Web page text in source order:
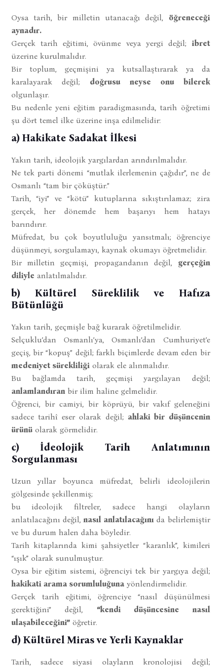
Oysa tarih, bir milletin utanacağı değil, öğreneceği
aynadır.
Gerçek tarih eğitimi, övünme veya yergi değil; ibret
üzerine kurulmalıdır.
Bir toplum, geçmişini ya kutsallaştırarak ya da
karalayarak değil; doğrusu neyse onu bilerek
olgunlaşır.
Bu nedenle yeni eğitim paradigmasında, tarih öğretimi
şu dört temel ilke üzerine inşa edilmelidir:
a) Hakikate Sadakat İlkesi
Yakın tarih, ideolojik yargılardan arındırılmalıdır.
Ne tek parti dönemi “mutlak ilerlemenin çağıdır”, ne de
Osmanlı “tam bir çöküştür.”
Tarih, “iyi” ve “kötü” kutuplarına sıkıştırılamaz; zira
gerçek, her dönemde hem başarıyı hem hatayı
barındırır.
Müfredat, bu çok boyutluluğu yansıtmalı; öğrenciye
düşünmeyi, sorgulamayı, kaynak okumayı öğretmelidir.
Bir milletin geçmişi, propagandanın değil, gerçeğin
diliyle anlatılmalıdır.
b) Kültürel Süreklilik ve Hafıza
Bütünlüğü
Yakın tarih, geçmişle bağ kurarak öğretilmelidir.
Selçuklu’dan Osmanlı’ya, Osmanlı’dan Cumhuriyet’e
geçiş, bir “kopuş” değil; farklı biçimlerde devam eden bir
medeniyet sürekliliği olarak ele alınmalıdır.
Bu bağlamda tarih, geçmişi yargılayan değil;
anlamlandıran bir ilim haline gelmelidir.
Öğrenci, bir camiyi, bir köprüyü, bir vakıf geleneğini
sadece tarihî eser olarak değil; ahlaki bir düşüncenin
ürünüolarak görmelidir.
c) İdeolojik Tarih Anlatımının
Sorgulanması
Uzun yıllar boyunca müfredat, belirli ideolojilerin
gölgesinde şekillenmiş;
bu ideolojik filtreler, sadece hangi olayların
anlatılacağını değil,nasıl anlatılacağını da belirlemiştir
ve bu durum halen daha böyledir.
Tarih kitaplarında kimi şahsiyetler “karanlık”, kimileri
“ışık” olarak sunulmuştur.
Oysa bir eğitim sistemi, öğrenciyi tek bir yargıya değil;
hakikati arama sorumluluğunayönlendirmelidir.
Gerçek tarih eğitimi, öğrenciye “nasıl düşünülmesi
gerektiğini” değil, “kendi düşüncesine nasıl
ulaşabileceğini”öğretir.
d) Kültürel Miras ve Yerli Kaynaklar
Tarih, sadece siyasi olayların kronolojisi değil;